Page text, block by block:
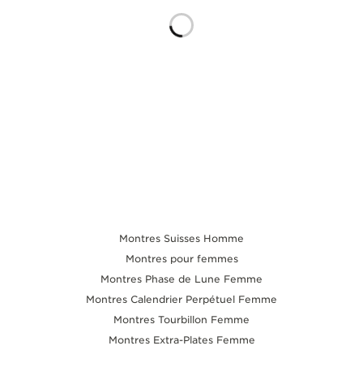
LE VIRTUOSE DU SON
Montres Suisses Homme
Montres pour femmes
Montres Phase de Lune Femme
Montres Calendrier Perpétuel Femme
Montres Tourbillon Femme
Montres Extra-Plates Femme